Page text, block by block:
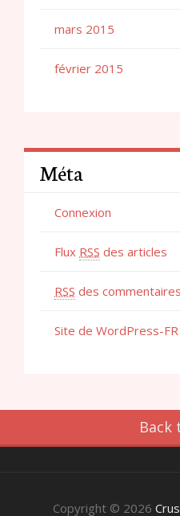
mars 2015
février 2015
Méta
Connexion
Flux RSS des articles
RSS des commentaires
Site de WordPress-FR
Back
Copyright © 2026